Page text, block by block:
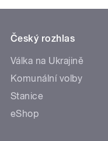
Český rozhlas
Válka na Ukrajině
Komunální volby
Stanice
eShop